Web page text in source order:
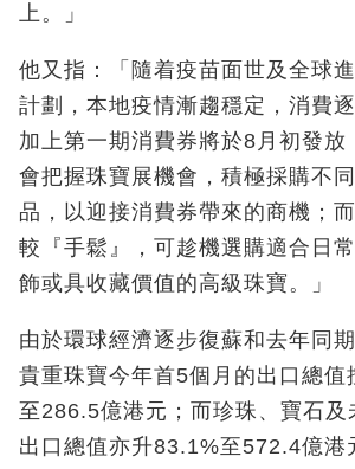
上。」
他又指：「隨着疫苗面世及全球
計劃，本地疫情漸趨穩定，消費
加上第一期消費券將於8月初發放
會把握珠寶展機會，積極採購不
品，以迎接消費券帶來的商機；
較『手鬆』，可趁機選購適合日
飾或具收藏價值的高級珠寶。」
由於環球經濟逐步復蘇和去年同
貴重珠寶今年首5個月的出口總值
至286.5億港元；而珍珠、寶石及
出口總值亦升83.1%至572.4億港